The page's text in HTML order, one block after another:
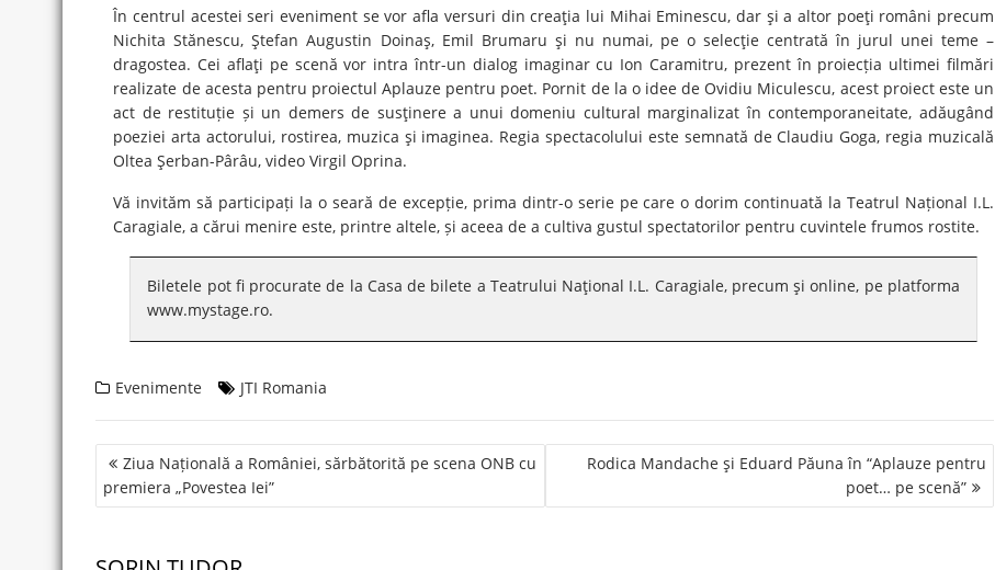
În centrul acestei seri eveniment se vor afla versuri din creaţia lui Mihai Eminescu, dar şi a altor poeţi români precum
Nichita Stănescu, Ştefan Augustin Doinaş, Emil Brumaru şi nu numai, pe o selecţie centrată în jurul unei teme –
dragostea. Cei aflaţi pe scenă vor intra într-un dialog imaginar cu Ion Caramitru, prezent în proiecția ultimei filmări
realizate de acesta pentru proiectul Aplauze pentru poet. Pornit de la o idee de Ovidiu Miculescu, acest proiect este un
act de restituție și un demers de susţinere a unui domeniu cultural marginalizat în contemporaneitate, adăugând
poeziei arta actorului, rostirea, muzica şi imaginea. Regia spectacolului este semnată de Claudiu Goga, regia muzicală
Oltea Şerban-Pârâu, video Virgil Oprina.
Vă invităm să participați la o seară de excepție, prima dintr-o serie pe care o dorim continuată la Teatrul Național I.L.
Caragiale, a cărui menire este, printre altele, și aceea de a cultiva gustul spectatorilor pentru cuvintele frumos rostite.
Biletele pot fi procurate de la Casa de bilete a Teatrului Naţional I.L. Caragiale, precum şi online, pe platforma
www.mystage.ro.
Evenimente JTI Romania
Post
navigation
Ziua Națională a României, sărbătorită pe scena ONB cu
premiera „Povestea Iei”
Rodica Mandache şi Eduard Păuna în “Aplauze pentru
poet… pe scenă”